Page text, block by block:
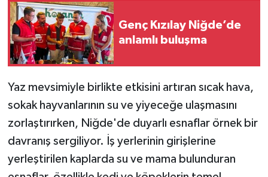
Genç Kızılay Niğde’de
anlamlı buluşma
Yaz mevsimiyle birlikte etkisini artıran sıcak hava,
sokak hayvanlarının su ve yiyeceğe ulaşmasını
zorlaştırırken, Niğde'de duyarlı esnaflar örnek bir
davranış sergiliyor. İş yerlerinin girişlerine
yerleştirilen kaplarda su ve mama bulunduran